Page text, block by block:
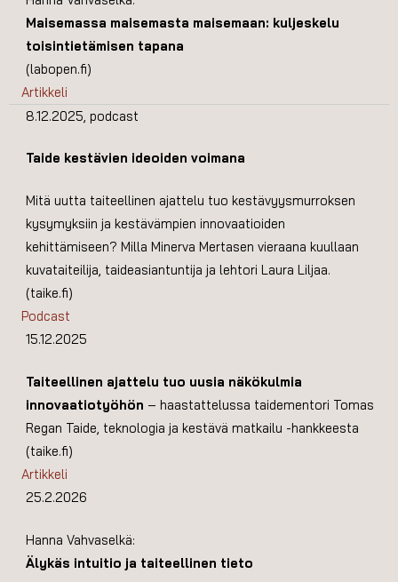
Maisemassa maisemasta maisemaan: kuljeskelu
toisintietämisen tapana
(labopen.fi)
Artikkeli
8.12.2025, podcast
Taide kestävien ideoiden voimana
Mitä uutta taiteellinen ajattelu tuo kestävyysmurroksen
kysymyksiin ja kestävämpien innovaatioiden
kehittämiseen? Milla Minerva Mertasen vieraana kuullaan
kuvataiteilija, taideasiantuntija ja lehtori Laura Liljaa.
(taike.fi)
Podcast
15.12.2025
Taiteellinen ajattelu tuo uusia näkökulmia
innovaatiotyöhön – haastattelussa taidementori Tomas
Regan Taide, teknologia ja kestävä matkailu -hankkeesta
(taike.fi)
Artikkeli
25.2.2026
Hanna Vahvaselkä:
Älykäs intuitio ja taiteellinen tieto